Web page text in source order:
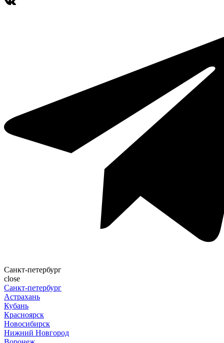
Санкт-петербург
close
Санкт-петербург
Астрахань
Кубань
Красноярск
Новосибирск
Нижний Новгород